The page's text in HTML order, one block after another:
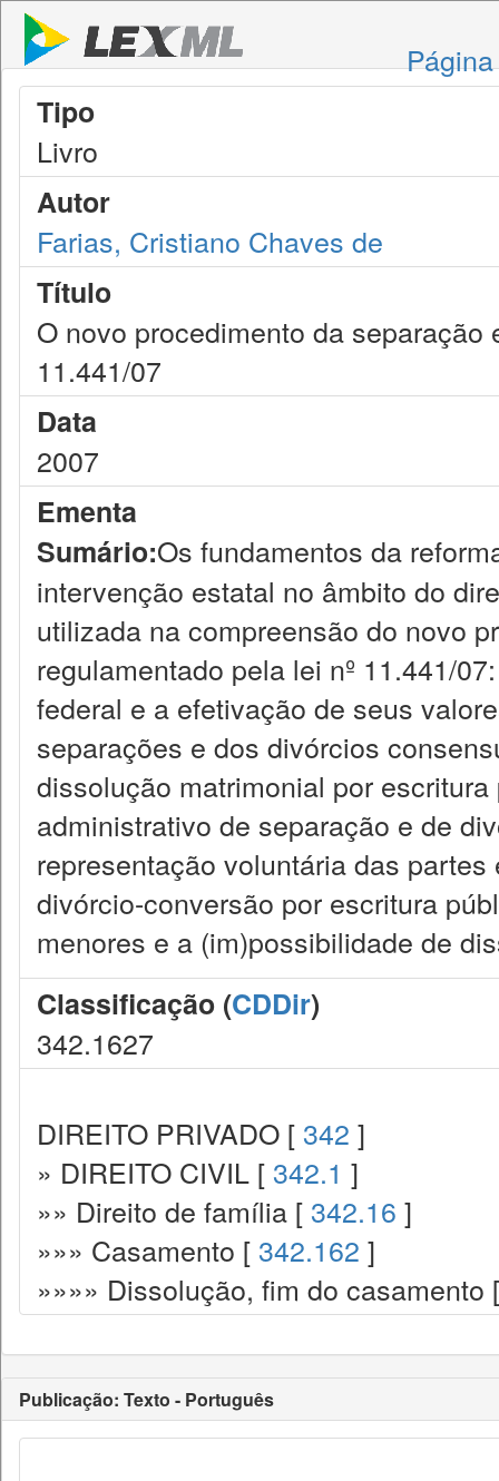
Tipo
Livro
Autor
Farias, Cristiano Chaves de
Título
O novo procedimento da
11.441/07
Data
2007
Ementa
Sumário:Os fundamentos da
intervenção estatal no âmbito do
utilizada na compreensão do novo
regulamentado pela lei nº 11.441/
federal e a efetivação de seus
separações e dos divórcios
dissolução matrimonial por
administrativo de separação e de
representação voluntária das
divórcio-conversão por escritura
menores e a (im)possibilidade de
Classificação (CDDir)
342.1627
DIREITO PRIVADO [ 342 ]
» DIREITO CIVIL [ 342.1 ]
»» Direito de família [ 342.16 ]
»»» Casamento [ 342.162 ]
»»»» Dissolução, fim do
Publicação: Texto - Português